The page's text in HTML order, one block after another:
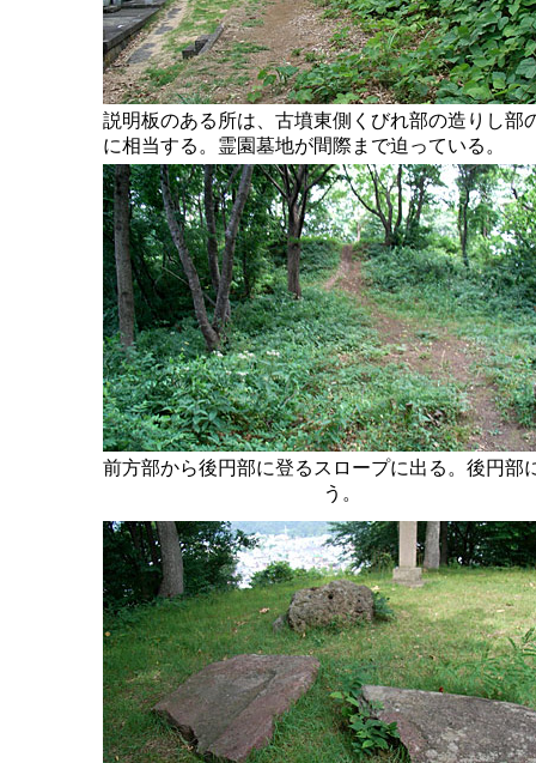
説明板のある所は、古墳東側くびれ部の造りし部
に相当する。霊園墓地が間際まで迫っている。
前方部から後円部に登るスロープに出る。後円部
う。